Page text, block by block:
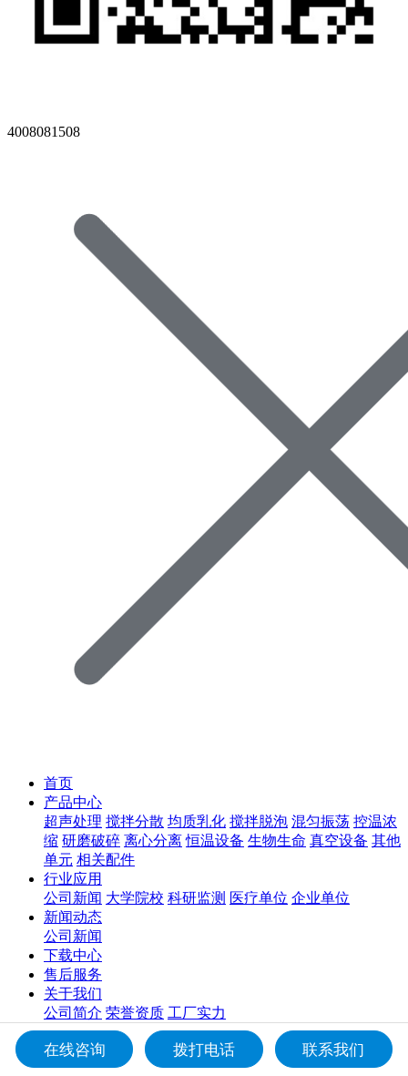
4008081508
首页
产品中心
超声处理 搅拌分散 均质乳化 搅拌脱泡 混匀振荡 控温浓
缩 研磨破碎 离心分离 恒温设备 生物生命 真空设备 其他
单元 相关配件
行业应用
公司新闻 大学院校 科研监测 医疗单位 企业单位
新闻动态
公司新闻
下载中心
售后服务
关于我们
公司简介 荣誉资质 工厂实力
联系我们
联系方式
在线留言
在线咨询 拨打电话 联系我们